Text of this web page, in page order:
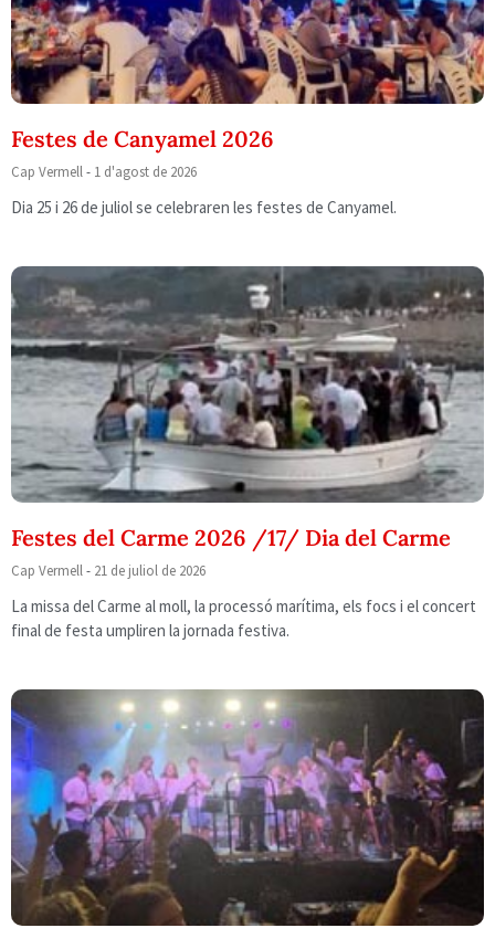
Festes de Canyamel 2026
Cap Vermell 1 d'agost de 2026
Dia 25 i 26 de juliol se celebraren les festes de Canyamel.
Festes del Carme 2026 /17/ Dia del Carme
Cap Vermell 21 de juliol de 2026
La missa del Carme al moll, la processó marítima, els focs i el concert
final de festa umpliren la jornada festiva.